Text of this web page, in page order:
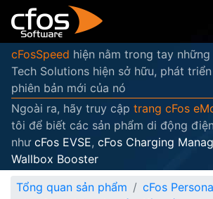
cFosSpeed hiện nằm trong tay
Tech Solutions hiện sở hữu, phát
phiên bản mới của nó
Ngoài ra, hãy truy cập trang cFos
tôi để biết các sản phẩm di động
như cFos EVSE, cFos Charging
Wallbox Booster
Tổng quan sản phẩm
cFos